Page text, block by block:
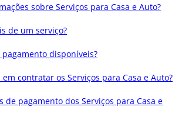
sobre Serviços para Casa e Auto?
de um serviço?
disponíveis?
contratar os Serviços para Casa e Auto?
de pagamento dos Serviços para Casa e